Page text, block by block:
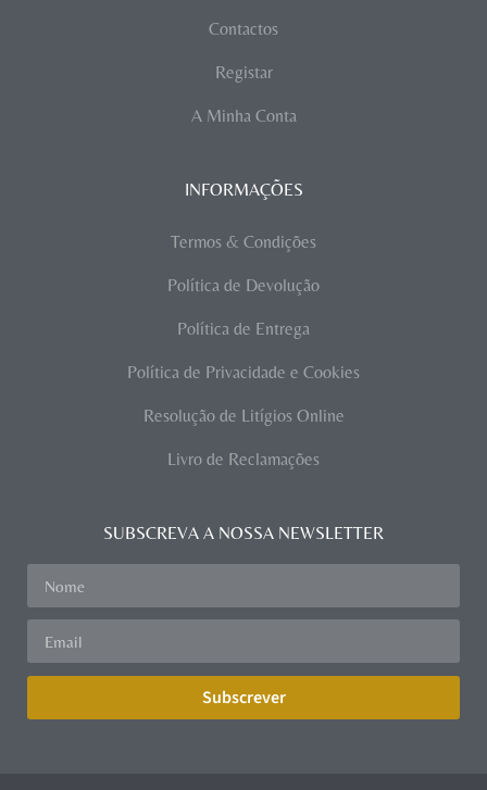
Contactos
Registar
A Minha Conta
INFORMAÇÕES
Termos & Condições
Política de Devolução
Política de Entrega
Política de Privacidade e Cookies
Resolução de Litígios Online
Livro de Reclamações
SUBSCREVA A NOSSA NEWSLETTER
Subscrever